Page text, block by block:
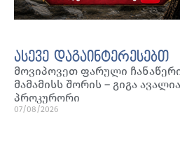
ასევე დაგაინტერესებთ
მოვიპოვეთ ფარული
მამამისს შორის – გიგა
პროკურორი
07/08/2026